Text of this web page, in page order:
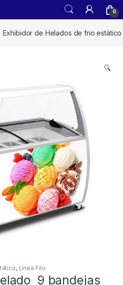
0
Exhibidor de Helados de frio estático
🔍
, Línea Frío
9 bandejas